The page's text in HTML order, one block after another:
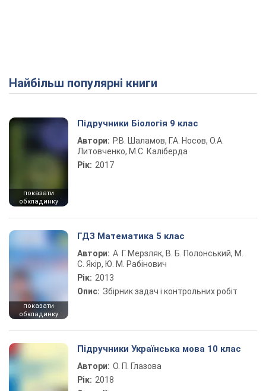
Найбільш популярні книги
показати
обкладинку
Підручники Біологія 9 клас
Автори: Р.В. Шаламов, Г.А. Носов, О.А.
Литовченко, М.С. Каліберда
Рік: 2017
показати
обкладинку
ГДЗ Математика 5 клас
Автори: А. Г. Мерзляк, В. Б. Полонський, М.
С. Якір, Ю. М. Рабінович
Рік: 2013
Опис: Збірник задач і контрольних робіт
Підручники Українська мова 10 клас
Автори: О. П. Глазова
Рік: 2018